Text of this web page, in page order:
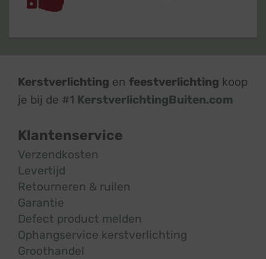
Kerstverlichting en feestverlichting koop
je bij de #1 KerstverlichtingBuiten.com
Klantenservice
Verzendkosten
Levertijd
Retourneren & ruilen
Garantie
Defect product melden
Ophangservice kerstverlichting
Groothandel